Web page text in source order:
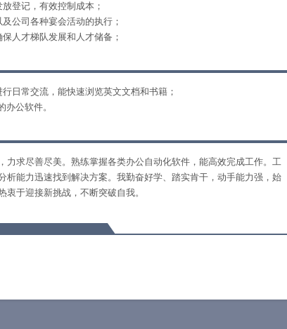
登记，有效控制成本；
公司各种宴会活动的执行；
人才梯队发展和人才储备；
日常交流，能快速浏览英文文档和书籍；
公软件。
力求尽善尽美。熟练掌握各类办公自动化软件，能高效完成工作。工
析能力迅速找到解决方案。我勤奋好学、踏实肯干，动手能力强，始
于迎接新挑战，不断突破自我。